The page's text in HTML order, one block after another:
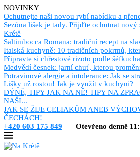
NOVINKY
Ochutnejte naši novou rybí nabídku a
Sezóna lišek je tady. Přijďte ochutnat nový
Krétě
Saltimbocca Romana: tradiční recept na
Italská kuchyně: 10 tradičních pokrmů,
Připravte si chřestové rizoto podle
Medvědí česnek: jarní chuť, kterou
Potravinové alergie a intolerance: Jak se
Lišky už rostou! Jak je využít v kuchyni?
DÝNĚ, TIPY JAK NA NĚ! TIPY NA
NAŠI...
JAK SE ŽIJE CELIAKŮM ANEB
ČECHÁCH!
+420 603 175 849
| Otevřeno denně